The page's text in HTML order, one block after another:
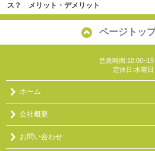
ス？ メリット・デメリット
ページトッ
営業時間:10:00~19
定休日:水曜日
ホーム
会社概要
お問い合わせ